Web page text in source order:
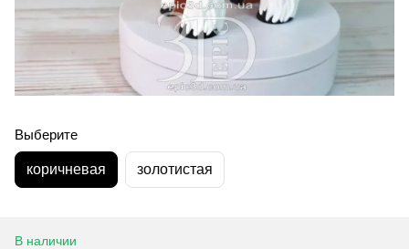
Выберите
коричневая золотистая
В наличии